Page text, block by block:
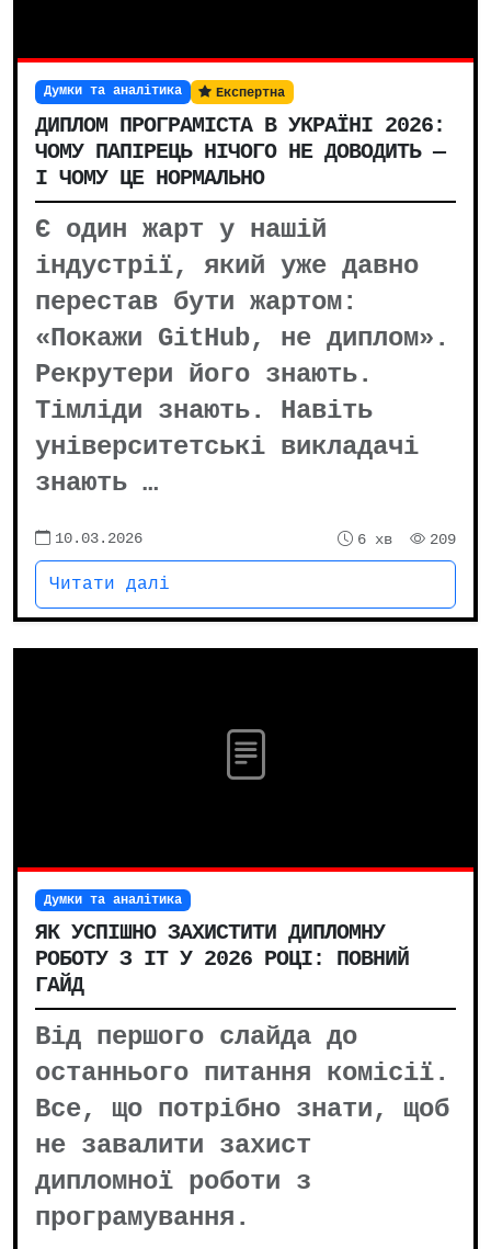
Думки та аналітика Експертна
ДИПЛОМ ПРОГРАМІСТА В УКРАЇНІ 2026:
ЧОМУ ПАПІРЕЦЬ НІЧОГО НЕ ДОВОДИТЬ —
І ЧОМУ ЦЕ НОРМАЛЬНО
Є один жарт у нашій
індустрії, який уже давно
перестав бути жартом:
«Покажи GitHub, не диплом».
Рекрутери його знають.
Тімліди знають. Навіть
університетські викладачі
знають …
10.03.2026 6 хв 209
Читати далі
Думки та аналітика
ЯК УСПІШНО ЗАХИСТИТИ ДИПЛОМНУ
РОБОТУ З IT У 2026 РОЦІ: ПОВНИЙ
ГАЙД
Від першого слайда до
останнього питання комісії.
Все, що потрібно знати, щоб
не завалити захист
дипломної роботи з
програмування.